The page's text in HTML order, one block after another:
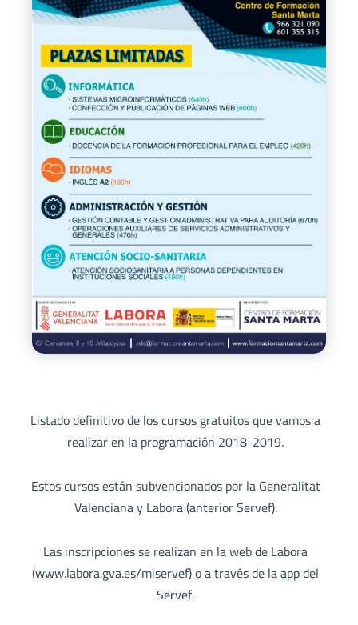
Listado definitivo de los cursos gratuitos que vamos a
realizar en la programación 2018-2019.
Estos cursos están subvencionados por la Generalitat
Valenciana y Labora (anterior Servef).
Las inscripciones se realizan en la web de Labora
(www.labora.gva.es/miservef) o a través de la app del
Servef.